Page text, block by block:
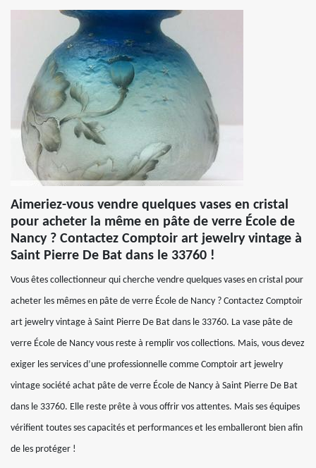
Aimeriez-vous vendre quelques vases en cristal
pour acheter la même en pâte de verre École de
Nancy ? Contactez Comptoir art jewelry vintage à
Saint Pierre De Bat dans le 33760 !
Vous êtes collectionneur qui cherche vendre quelques vases en cristal pour
acheter les mêmes en pâte de verre École de Nancy ? Contactez Comptoir
art jewelry vintage à Saint Pierre De Bat dans le 33760. La vase pâte de
verre École de Nancy vous reste à remplir vos collections. Mais, vous devez
exiger les services d’une professionnelle comme Comptoir art jewelry
vintage société achat pâte de verre École de Nancy à Saint Pierre De Bat
dans le 33760. Elle reste prête à vous offrir vos attentes. Mais ses équipes
vérifient toutes ses capacités et performances et les emballeront bien afin
de les protéger !